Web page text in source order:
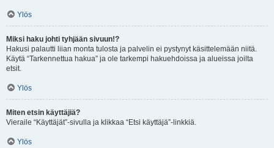
Ylös
Miksi haku johti tyhjään sivuun!?
Hakusi palautti liian monta tulosta ja palvelin ei pystynyt käsittelemään niitä.
Käytä “Tarkennettua hakua” ja ole tarkempi hakuehdoissa ja alueissa joilta
etsit.
Ylös
Miten etsin käyttäjiä?
Vieraile “Käyttäjät”-sivulla ja klikkaa “Etsi käyttäjä”-linkkiä.
Ylös